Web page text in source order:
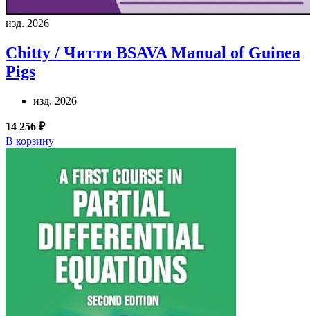
изд. 2026
Chitty / Читти BSAVA Manual of Guinea
Pigs
изд. 2026
14 256 ₽
В корзину